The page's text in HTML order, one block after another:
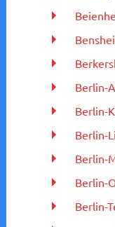
Berlin-
Berlin-
Berlin-
Berlin-
Berlin-
Berlin-